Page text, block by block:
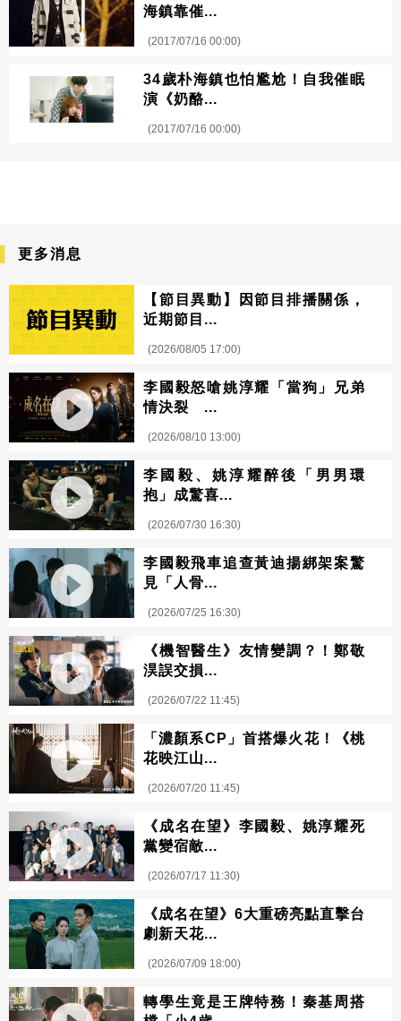
海鎮靠催...
(2017/07/16 00:00)
34歲朴海鎮也怕尷尬！自我催眠
演《奶酪...
(2017/07/16 00:00)
更多消息
【節目異動】因節目排播關係，
近期節目...
(2026/08/05 17:00)
李國毅怒嗆姚淳耀「當狗」兄弟
情決裂 ...
(2026/08/10 13:00)
李國毅、姚淳耀醉後「男男環
抱」成驚喜...
(2026/07/30 16:30)
李國毅飛車追查黃迪揚綁架案驚
見「人骨...
(2026/07/25 16:30)
《機智醫生》友情變調？！鄭敬
淏誤交損...
(2026/07/22 11:45)
「濃顏系CP」首搭爆火花！《桃
花映江山...
(2026/07/20 11:45)
《成名在望》李國毅、姚淳耀死
黨變宿敵...
(2026/07/17 11:30)
《成名在望》6大重磅亮點直擊台
劇新天花...
(2026/07/09 18:00)
轉學生竟是王牌特務！秦基周搭